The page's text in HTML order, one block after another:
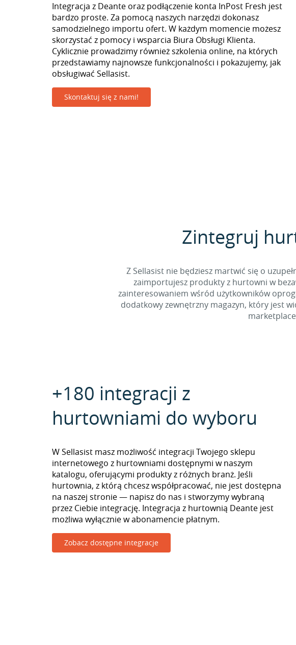
Integracja z Deante oraz podłączenie konta InPost Fresh jest
bardzo proste. Za pomocą naszych narzędzi dokonasz
samodzielnego importu ofert. W każdym momencie możesz
skorzystać z pomocy i wsparcia Biura Obsługi Klienta.
Cyklicznie prowadzimy również szkolenia online, na których
przedstawiamy najnowsze funkcjonalności i pokazujemy, jak
obsługiwać Sellasist.
Skontaktuj się z nami!
Zintegruj
Z Sellasist nie będziesz martwić się o
zaimportujesz produkty z hurtowni w
zainteresowaniem wśród użytkowników
dodatkowy zewnętrzny magazyn, który jest
+180 integracji z
hurtowniami do wyboru
W Sellasist masz możliwość integracji Twojego sklepu
internetowego z hurtowniami dostępnymi w naszym
katalogu, oferującymi produkty z różnych branż. Jeśli
hurtownia, z którą chcesz współpracować, nie jest dostępna
na naszej stronie — napisz do nas i stworzymy wybraną
przez Ciebie integrację. Integracja z hurtownią Deante jest
możliwa wyłącznie w abonamencie płatnym.
Zobacz dostępne integracje